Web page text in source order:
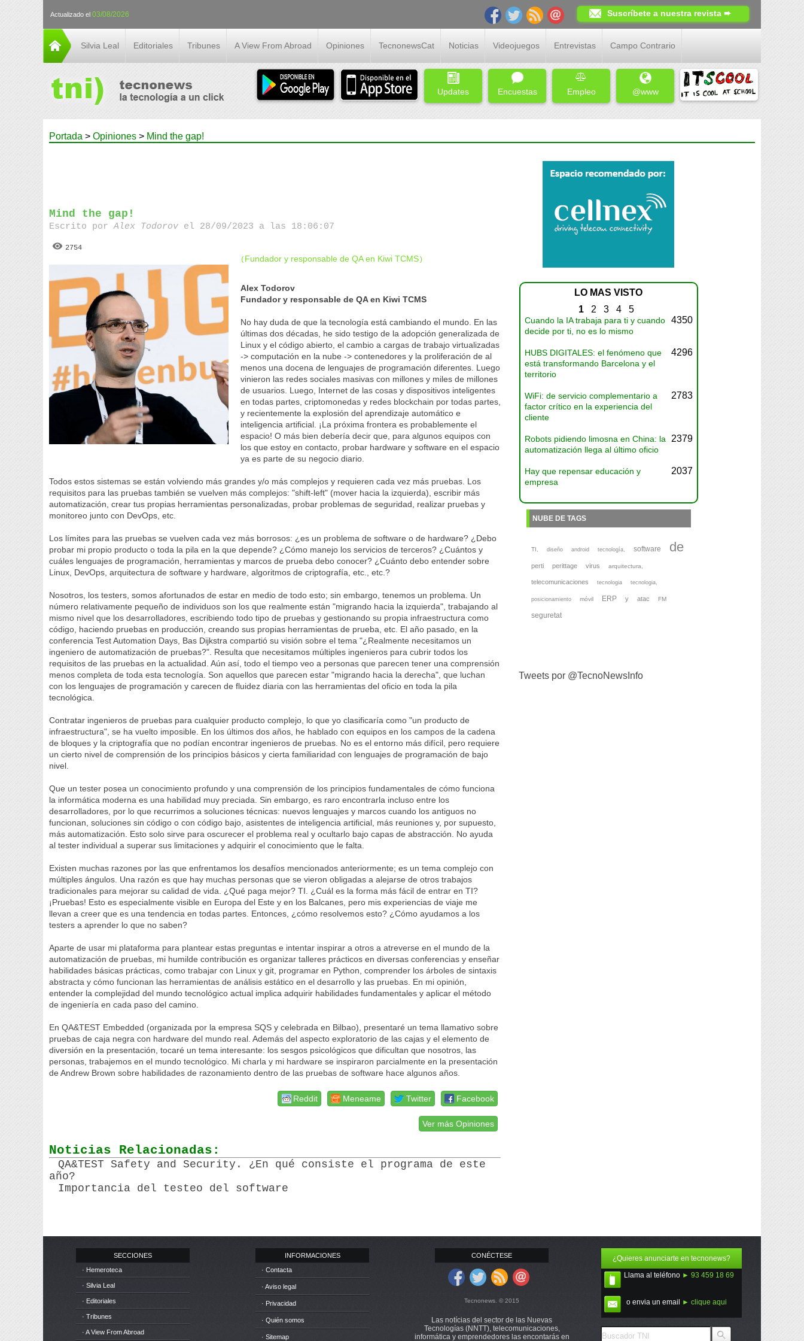
Actualizado el 03/08/2026 Suscríbete a nuestra revista ➨
Silvia Leal Editoriales Tribunes A View From Abroad Opiniones TecnonewsCat Noticias Videojuegos Entrevistas Campo Contrario
Updates Encuestas Empleo @www
Portada > Opiniones > Mind the gap!
Mind the gap!
Escrito porAlex Todorov el 28/09/2023 a las 18:06:07
2754
( Fundador y responsable de QA en Kiwi TCMS )
Alex Todorov
Fundador y responsable de QA en Kiwi TCMS
No hay duda de que la tecnología está cambiando el mundo. En las
últimas dos décadas, he sido testigo de la adopción generalizada de
Linux y el código abierto, el cambio a cargas de trabajo virtualizadas
-> computación en la nube -> contenedores y la proliferación de al
menos una docena de lenguajes de programación diferentes. Luego
vinieron las redes sociales masivas con millones y miles de millones
de usuarios. Luego, Internet de las cosas y dispositivos inteligentes
en todas partes, criptomonedas y redes blockchain por todas partes,
y recientemente la explosión del aprendizaje automático e
inteligencia artificial. ¡La próxima frontera es probablemente el
espacio! O más bien debería decir que, para algunos equipos con
los que estoy en contacto, probar hardware y software en el espacio
ya es parte de su negocio diario.
Todos estos sistemas se están volviendo más grandes y/o más complejos y requieren cada vez más pruebas. Los
requisitos para las pruebas también se vuelven más complejos: "shift-left" (mover hacia la izquierda), escribir más
automatización, crear tus propias herramientas personalizadas, probar problemas de seguridad, realizar pruebas y
monitoreo junto con DevOps, etc.
Los límites para las pruebas se vuelven cada vez más borrosos: ¿es un problema de software o de hardware? ¿Debo
probar mi propio producto o toda la pila en la que depende? ¿Cómo manejo los servicios de terceros? ¿Cuántos y
cuáles lenguajes de programación, herramientas y marcos de prueba debo conocer? ¿Cuánto debo entender sobre
Linux, DevOps, arquitectura de software y hardware, algoritmos de criptografía, etc., etc.?
Nosotros, los testers, somos afortunados de estar en medio de todo esto; sin embargo, tenemos un problema. Un
número relativamente pequeño de individuos son los que realmente están "migrando hacia la izquierda", trabajando al
mismo nivel que los desarrolladores, escribiendo todo tipo de pruebas y gestionando su propia infraestructura como
código, haciendo pruebas en producción, creando sus propias herramientas de prueba, etc. El año pasado, en la
conferencia Test Automation Days, Bas Dijkstra compartió su visión sobre el tema "¿Realmente necesitamos un
ingeniero de automatización de pruebas?". Resulta que necesitamos múltiples ingenieros para cubrir todos los
requisitos de las pruebas en la actualidad. Aún así, todo el tiempo veo a personas que parecen tener una comprensión
menos completa de toda esta tecnología. Son aquellos que parecen estar "migrando hacia la derecha", que luchan
con los lenguajes de programación y carecen de fluidez diaria con las herramientas del oficio en toda la pila
tecnológica.
Contratar ingenieros de pruebas para cualquier producto complejo, lo que yo clasificaría como "un producto de
infraestructura", se ha vuelto imposible. En los últimos dos años, he hablado con equipos en los campos de la cadena
de bloques y la criptografía que no podían encontrar ingenieros de pruebas. No es el entorno más difícil, pero requiere
un cierto nivel de comprensión de los principios básicos y cierta familiaridad con lenguajes de programación de bajo
nivel.
Que un tester posea un conocimiento profundo y una comprensión de los principios fundamentales de cómo funciona
la informática moderna es una habilidad muy preciada. Sin embargo, es raro encontrarla incluso entre los
desarrolladores, por lo que recurrimos a soluciones técnicas: nuevos lenguajes y marcos cuando los antiguos no
funcionan, soluciones sin código o con código bajo, asistentes de inteligencia artificial, más reuniones y, por supuesto,
más automatización. Esto solo sirve para oscurecer el problema real y ocultarlo bajo capas de abstracción. No ayuda
al tester individual a superar sus limitaciones y adquirir el conocimiento que le falta.
Existen muchas razones por las que enfrentamos los desafíos mencionados anteriormente; es un tema complejo con
múltiples ángulos. Una razón es que hay muchas personas que se vieron obligadas a alejarse de otros trabajos
tradicionales para mejorar su calidad de vida. ¿Qué paga mejor? TI. ¿Cuál es la forma más fácil de entrar en TI?
¡Pruebas! Esto es especialmente visible en Europa del Este y en los Balcanes, pero mis experiencias de viaje me
llevan a creer que es una tendencia en todas partes. Entonces, ¿cómo resolvemos esto? ¿Cómo ayudamos a los
testers a aprender lo que no saben?
Aparte de usar mi plataforma para plantear estas preguntas e intentar inspirar a otros a atreverse en el mundo de la
automatización de pruebas, mi humilde contribución es organizar talleres prácticos en diversas conferencias y enseñar
habilidades básicas prácticas, como trabajar con Linux y git, programar en Python, comprender los árboles de sintaxis
abstracta y cómo funcionan las herramientas de análisis estático en el desarrollo y las pruebas. En mi opinión,
entender la complejidad del mundo tecnológico actual implica adquirir habilidades fundamentales y aplicar el método
de ingeniería en cada paso del camino.
En QA&TEST Embedded (organizada por la empresa SQS y celebrada en Bilbao), presentaré un tema llamativo sobre
pruebas de caja negra con hardware del mundo real. Además del aspecto exploratorio de las cajas y el elemento de
diversión en la presentación, tocaré un tema interesante: los sesgos psicológicos que dificultan que nosotros, las
personas, trabajemos en el mundo tecnológico. Mi charla y mi hardware se inspiraron parcialmente en la presentación
de Andrew Brown sobre habilidades de razonamiento dentro de las pruebas de software hace algunos años.
Facebook
Twitter
Meneame
Reddit
Ver más Opiniones
Noticias Relacionadas:
QA&TEST Safety and Security. ¿En qué consiste el programa de este
año?
Importancia del testeo del software
LO MAS VISTO
1 2 3 4 5
Cuando la IA trabaja para ti y cuando
decide por ti, no es lo mismo
4350
HUBS DIGITALES: el fenómeno que
está transformando Barcelona y el
territorio
4296
WiFi: de servicio complementario a
factor crítico en la experiencia del
cliente
2783
Robots pidiendo limosna en China: la
automatización llega al último oficio
2379
Hay que repensar educación y
empresa
2037
NUBE DE TAGS
TI, diseño android tecnología, software de
perti perittage virus arquitectura,
telecomunicaciones tecnologia tecnologia,
posicionamiento móvil ERP y atac FM
seguretat
Tweets por @TecnoNewsInfo
SECCIONES
· Hemeroteca
· Silvia Leal
· Editoriales
· Tribunes
· A View From Abroad
INFORMACIONES
· Contacta
· Aviso legal
· Privacidad
· Quién somos
· Sitemap
CONÉCTESE
Tecnonews. © 2015
Las notícias del sector de las Nuevas
Tecnologías (NNTT), telecomunicaciones,
informática y emprendedores las encontarás en
¿Quieres anunciarte en tecnonews?
Llama al teléfono ► 93 459 18 69
o envia un email ► clique aqui